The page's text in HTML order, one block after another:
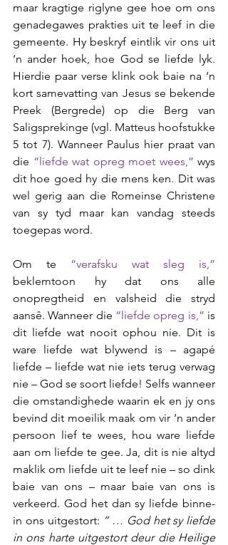
maar kragtige riglyne gee hoe om ons
genadegawes prakties uit te leef in die
gemeente. Hy beskryf eintlik vir ons uit
‘n ander hoek, hoe God se liefde lyk.
Hierdie paar verse klink ook baie na ‘n
kort samevatting van Jesus se bekende
Preek (Bergrede) op die Berg van
Saligsprekinge (vgl. Matteus hoofstukke
5 tot 7). Wanneer Paulus hier praat van
die “liefde wat opreg moet wees,” wys
dit hoe goed hy die mens ken. Dit was
wel gerig aan die Romeinse Christene
van sy tyd maar kan vandag steeds
toegepas word.
Om te
beklemtoon hy dat ons alle
onopregtheid en valsheid die stryd
aansê. Wanneer die “liefde opreg is,” is
dit liefde wat nooit ophou nie. Dit is
ware liefde wat blywend is – agapé
liefde – liefde wat nie iets terug verwag
nie – God se soort liefde! Selfs wanneer
die omstandighede waarin ek en jy ons
bevind dit moeilik maak om vir ‘n ander
persoon lief te wees, hou ware liefde
aan om liefde te gee. Ja, dit is nie altyd
maklik om liefde uit te leef nie – so dink
baie van ons – maar baie van ons is
verkeerd. God het dan sy liefde binne-
in ons uitgestort: “ … God het sy liefde
in ons harte uitgestort deur die Heilige